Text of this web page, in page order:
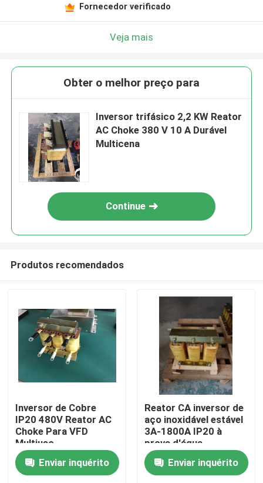
Casa
Fornecedor verificado
Veja mais
Obter o melhor preço para
Inversor trifásico 2,2 KW Reator
AC Choke 380 V 10 A Durável
Multicena
Continue
Produtos recomendados
Inversor de Cobre
IP20 480V Reator AC
Choke Para VFD
Multiuso
Enviar inquérito
Reator CA inversor de
aço inoxidável estável
3A-1800A IP20 à
prova d'água
Enviar inquérito